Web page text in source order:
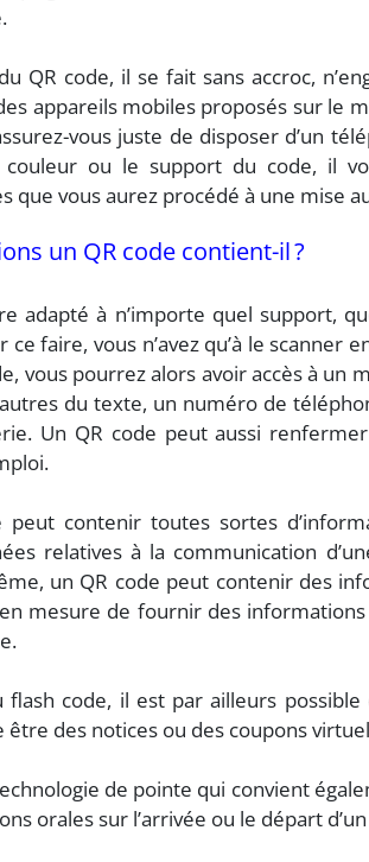
QR code, il se fait sans accroc,
appareils mobiles proposés sur le
vous juste de disposer d’un
ou le support du code, il
que vous aurez procédé à une mise
un QR code contient-il ?
adapté à n’importe quel support,
faire, vous n’avez qu’à le scanner
vous pourrez alors avoir accès à un
du texte, un numéro de
Un QR code peut aussi
contenir toutes sortes
relatives à la communication
un QR code peut contenir des
mesure de fournir des
flash code, il est par ailleurs
des notices ou des coupons
de pointe qui convient
orales sur l’arrivée ou le départ